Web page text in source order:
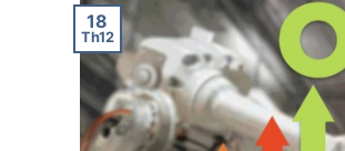
18
Th12